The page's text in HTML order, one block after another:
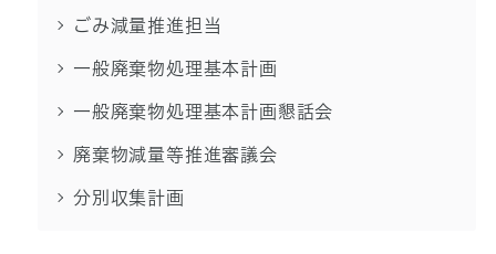
ごみ減量推進担当
一般廃棄物処理基本計画
一般廃棄物処理基本計画懇話会
廃棄物減量等推進審議会
分別収集計画